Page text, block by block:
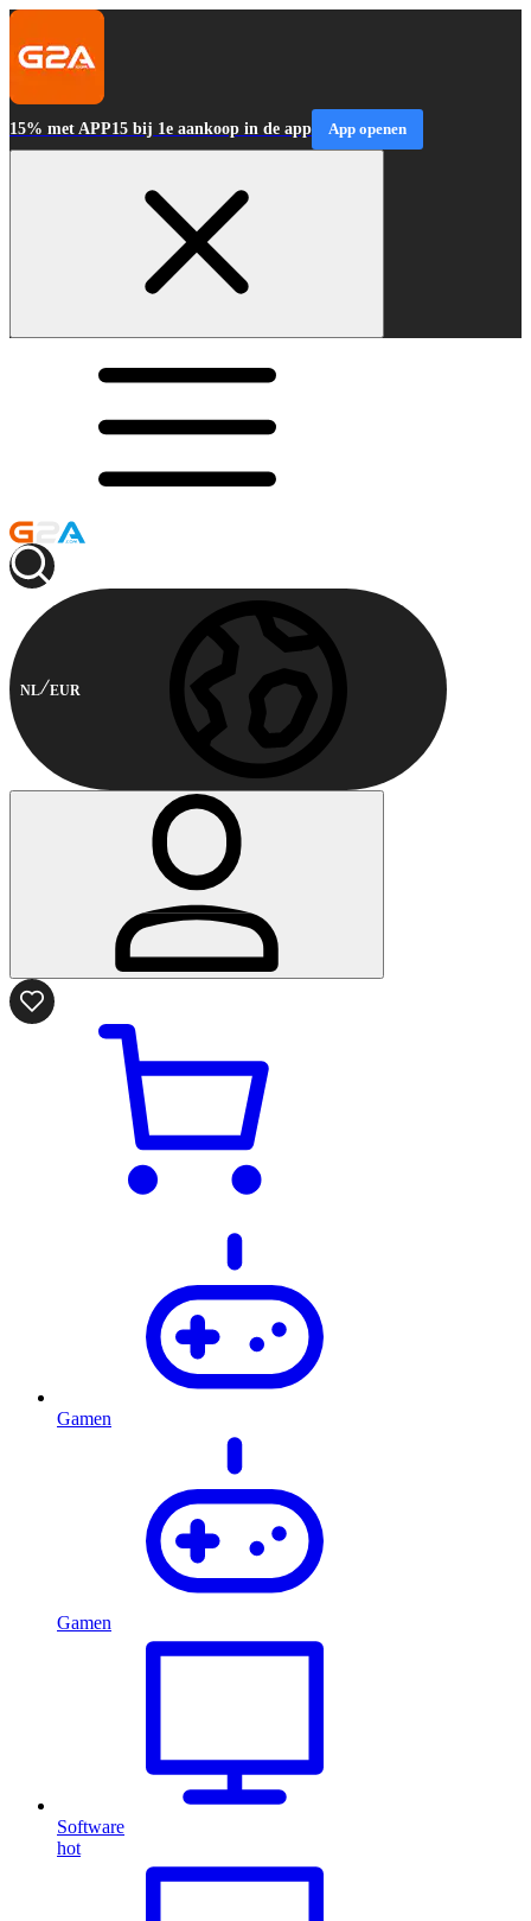
15% met APP15 bij 1e aankoop in de app App openen
NL EUR
Gamen
Gamen
Software
hot